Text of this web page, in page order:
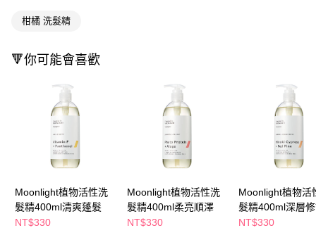
※ 交易是否成功請以「AFTEE先享後付 」之結帳頁面顯示為準，若有關於
１．透過由恩沛科技股份有限公司提供之「AFTEE先享後付」服務完成之交
易，需依本服務之必要範圍內提供個人資料，並將交易相關給付款項請求債
權轉讓予恩沛科技股份有限公司。
２．關於個人資料處理事宜，請瀏覽以下網址：
https://aftee.tw/terms/#terms3
３．未成年的使用者請事先徵得法定代理人或監護人之同意方可使用
「AFTEE先享後付」，若未經同意申辦者引起之損失，本公司不負相關責
時審查核予不同之上限額度；若仍有額度不足之情形，本公司將視審查結果
請求用戶進行身份認證。
５．嚴禁一人註冊多個帳號或使用他人資訊註冊。若發現惡意使用之情形，
付款後萊爾富取貨
7-11取貨付款
每筆NT$65，滿NT$490(含以上)免運費
付款後7-11取貨
每筆NT$65，滿NT$490(含以上)免運費
宅配(本島)
付款後寶雅門市自取(由倉庫統一出貨)
每筆NT$80，滿NT$290(含以上)免運費
柑橘 洗髮精
🔻你可能會喜歡
Moonlight植物活性洗
髮精400ml清爽蓬髮
NT$330
Moonlight植物活性洗
髮精400ml柔亮順澤
NT$330
Moonlight植物活
髮精400ml深層
NT$330